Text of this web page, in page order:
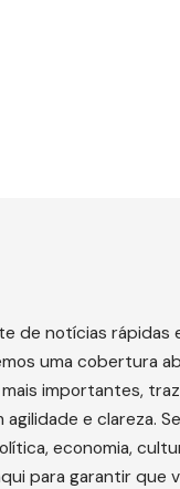
de notícias rápidas
uma cobertura
importantes,
e clareza.
economia,
para garantir que